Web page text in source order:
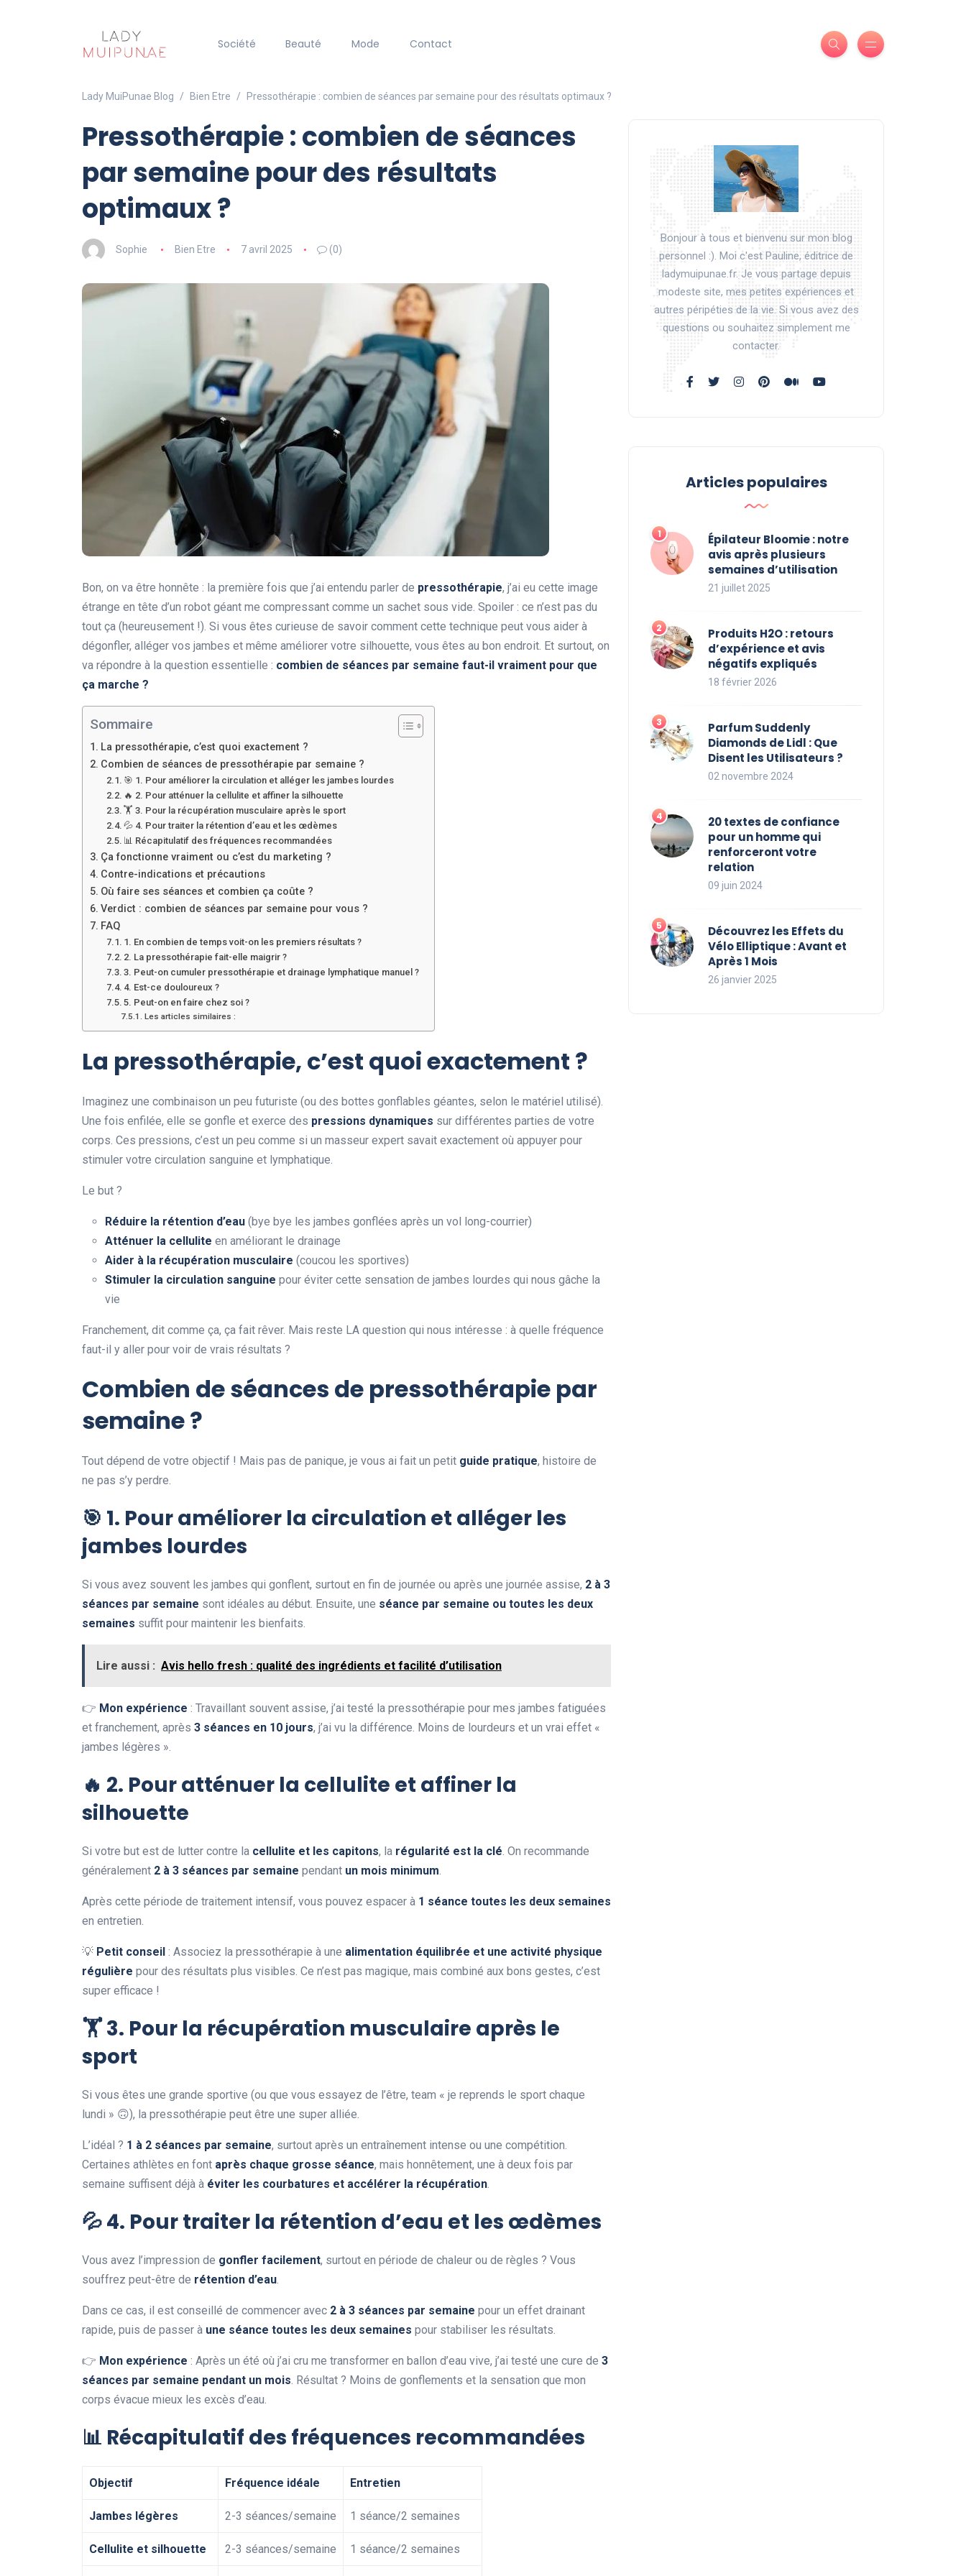
Société Beauté Mode Contact
Lady MuiPunae Blog Bien Etre Pressothérapie : combien de séances par semaine pour des résultats optimaux ?
Pressothérapie : combien de séances
par semaine pour des résultats
optimaux ?
Sophie Bien Etre 7 avril 2025 (0)
Bon, on va être honnête : la première fois que j’ai entendu parler de pressothérapie, j’ai eu cette image
étrange en tête d’un robot géant me compressant comme un sachet sous vide. Spoiler : ce n’est pas du
tout ça (heureusement !). Si vous êtes curieuse de savoir comment cette technique peut vous aider à
dégonfler, alléger vos jambes et même améliorer votre silhouette, vous êtes au bon endroit. Et surtout, on
va répondre à la question essentielle : combien de séances par semaine faut-il vraiment pour que
ça marche ?
Sommaire
La pressothérapie, c’est quoi exactement ?
Combien de séances de pressothérapie par semaine ?
🎯 1. Pour améliorer la circulation et alléger les jambes lourdes
🔥 2. Pour atténuer la cellulite et affiner la silhouette
🏋️ 3. Pour la récupération musculaire après le sport
💦 4. Pour traiter la rétention d’eau et les œdèmes
📊 Récapitulatif des fréquences recommandées
Ça fonctionne vraiment ou c’est du marketing ?
Contre-indications et précautions
Où faire ses séances et combien ça coûte ?
Verdict : combien de séances par semaine pour vous ?
FAQ
1. En combien de temps voit-on les premiers résultats ?
2. La pressothérapie fait-elle maigrir ?
3. Peut-on cumuler pressothérapie et drainage lymphatique manuel ?
4. Est-ce douloureux ?
5. Peut-on en faire chez soi ?
Les articles similaires :
La pressothérapie, c’est quoi exactement ?
Imaginez une combinaison un peu futuriste (ou des bottes gonflables géantes, selon le matériel utilisé).
Une fois enfilée, elle se gonfle et exerce des pressions dynamiques sur différentes parties de votre
corps. Ces pressions, c’est un peu comme si un masseur expert savait exactement où appuyer pour
stimuler votre circulation sanguine et lymphatique.
Le but ?
Réduire la rétention d’eau (bye bye les jambes gonflées après un vol long-courrier)
Atténuer la cellulite en améliorant le drainage
Aider à la récupération musculaire (coucou les sportives)
Stimuler la circulation sanguine pour éviter cette sensation de jambes lourdes qui nous gâche la
vie
Franchement, dit comme ça, ça fait rêver. Mais reste LA question qui nous intéresse : à quelle fréquence
faut-il y aller pour voir de vrais résultats ?
Combien de séances de pressothérapie par
semaine ?
Tout dépend de votre objectif ! Mais pas de panique, je vous ai fait un petit guide pratique, histoire de
ne pas s’y perdre.
🎯 1. Pour améliorer la circulation et alléger les
jambes lourdes
Si vous avez souvent les jambes qui gonflent, surtout en fin de journée ou après une journée assise, 2 à 3
séances par semaine sont idéales au début. Ensuite, une séance par semaine ou toutes les deux
semaines suffit pour maintenir les bienfaits.
Lire aussi : Avis hello fresh : qualité des ingrédients et facilité d’utilisation
👉 Mon expérience : Travaillant souvent assise, j’ai testé la pressothérapie pour mes jambes fatiguées
et franchement, après 3 séances en 10 jours, j’ai vu la différence. Moins de lourdeurs et un vrai effet «
jambes légères ».
🔥 2. Pour atténuer la cellulite et affiner la
silhouette
Si votre but est de lutter contre la cellulite et les capitons, la régularité est la clé. On recommande
généralement 2 à 3 séances par semaine pendant un mois minimum.
Après cette période de traitement intensif, vous pouvez espacer à 1 séance toutes les deux semaines
en entretien.
💡 Petit conseil : Associez la pressothérapie à une alimentation équilibrée et une activité physique
régulière pour des résultats plus visibles. Ce n’est pas magique, mais combiné aux bons gestes, c’est
super efficace !
🏋️3. Pour la récupération musculaire après le
sport
Si vous êtes une grande sportive (ou que vous essayez de l’être, team « je reprends le sport chaque
lundi » 🙃), la pressothérapie peut être une super alliée.
L’idéal ? 1 à 2 séances par semaine, surtout après un entraînement intense ou une compétition.
Certaines athlètes en font après chaque grosse séance, mais honnêtement, une à deux fois par
semaine suffisent déjà à éviter les courbatures et accélérer la récupération.
💦4. Pour traiter la rétention d’eau et les œdèmes
Vous avez l’impression de gonfler facilement, surtout en période de chaleur ou de règles ? Vous
souffrez peut-être de rétention d’eau.
Dans ce cas, il est conseillé de commencer avec 2 à 3 séances par semaine pour un effet drainant
rapide, puis de passer à une séance toutes les deux semaines pour stabiliser les résultats.
👉 Mon expérience : Après un été où j’ai cru me transformer en ballon d’eau vive, j’ai testé une cure de 3
séances par semaine pendant un mois. Résultat ? Moins de gonflements et la sensation que mon
corps évacue mieux les excès d’eau.
📊 Récapitulatif des fréquences recommandées
Objectif Fréquence idéale Entretien
Jambes légères 2-3 séances/semaine 1 séance/2 semaines
Cellulite et silhouette 2-3 séances/semaine 1 séance/2 semaines
Bonjour à tous et bienvenu sur mon blog
personnel :). Moi c'est Pauline, éditrice de
ladymuipunae.fr. Je vous partage depuis
modeste site, mes petites expériences et
autres péripéties de la vie. Si vous avez des
questions ou souhaitez simplement me
contacter.
Articles populaires
Épilateur Bloomie : notre
avis après plusieurs
semaines d’utilisation
21 juillet 2025
Produits H2O : retours
d’expérience et avis
négatifs expliqués
18 février 2026
Parfum Suddenly
Diamonds de Lidl : Que
Disent les Utilisateurs ?
02 novembre 2024
20 textes de confiance
pour un homme qui
renforceront votre
relation
09 juin 2024
Découvrez les Effets du
Vélo Elliptique : Avant et
Après 1 Mois
26 janvier 2025